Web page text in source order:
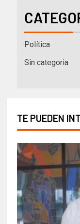
Política
Sin categoria
TE PUEDEN